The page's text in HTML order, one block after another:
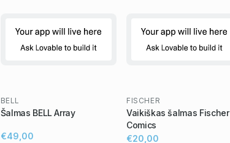
BELL
Šalmas BELL Array
€49,00
FISCHER
Vaikiškas šalmas Fischer
Comics
€20,00